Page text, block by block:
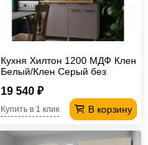
Кухня Хилтон 1200 МДФ Клен
Белый/Клен Серый без
19 540 ₽
В корзину
Купить в 1 клик